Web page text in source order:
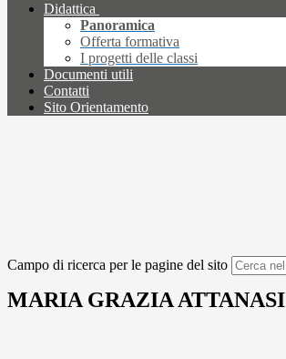
Didattica
Panoramica
Offerta formativa
I progetti delle classi
Documenti utili
Contatti
Sito Orientamento
Campo di ricerca per le pagine del sito
MARIA GRAZIA ATTANASI